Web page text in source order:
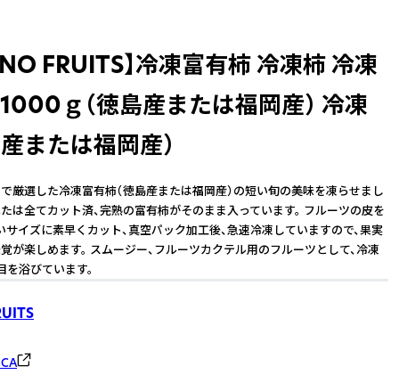
FRUITS】冷凍富有柿 冷凍柿 冷凍
ｇ（徳島産または福岡産） 冷凍
または福岡産）
厳選した冷凍富有柿（徳島産または福岡産）の短い旬の美味を凍らせまし
たは全てカット済、完熟の富有柿がそのまま入っています。 フルーツの皮を
サイズに素早くカット、真空パック加工後、急速冷凍していますので、果実
が楽しめます。 スムージー、フルーツカクテル用のフルーツとして、冷凍
を浴びています。